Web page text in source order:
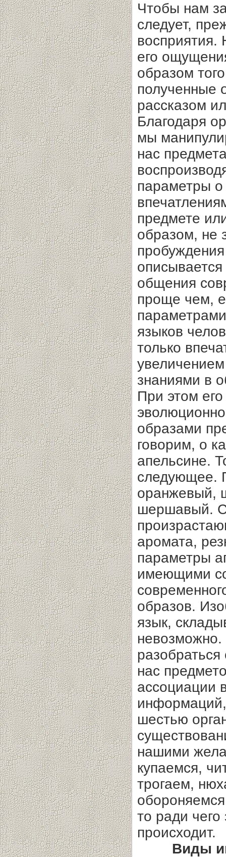
Чтобы нам
следует,
восприятия.
его
образом
полученные
рассказом
Благодаря
мы
нас
параметры
предмете
образом, не
общения
проще чем,
языков
только
знаниями в
При этом его
образами
говорим, о
апельсине.
следующее.
оранжевый,
шершавый.
аромата,
параметры
имеющими
образов.
язык,
нас
ассоциации
шестью
нашими
купаемся,
трогаем,
то ради чего
происходит.
Виды